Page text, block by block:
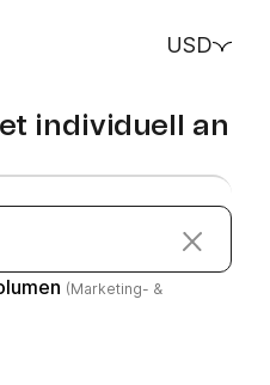
USD
individuell an
(Marketing- &
(Marketing- &